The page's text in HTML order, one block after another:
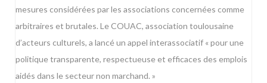
mesures considérées par les associations concernées comme
arbitraires et brutales. LeCOUAC, association toulousaine
d’acteurs culturels, a lancé un appel interassociatif « pour une
politique transparente, respectueuse et efficaces des emplois
aidés dans le secteur non marchand. »